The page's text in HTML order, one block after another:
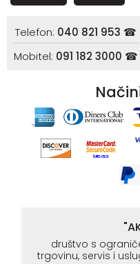
Telefon: 040 821 953 ☎
Mobitel: 091 182 3000 ☎
društvo s
trgovinu, servis i